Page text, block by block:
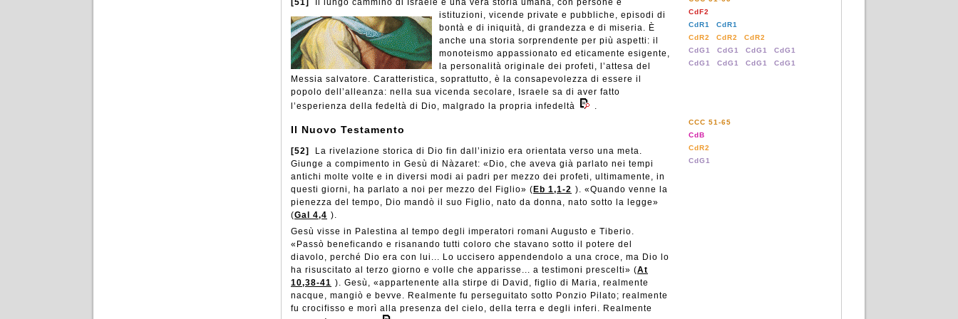
[51]
Il lungo cammino di Israele è una vera storia umana, con persone e
istituzioni, vicende private e pubbliche, episodi di
bontà e di iniquità, di grandezza e di miseria. È
anche una storia sorprendente per più aspetti: il
monoteismo appassionato ed eticamente esigente,
la personalità originale dei profeti, l’attesa del
Messia salvatore. Caratteristica, soprattutto, è la consapevolezza di essere il
popolo dell’alleanza: nella sua vicenda secolare, Israele sa di aver fatto
l’esperienza della fedeltà di Dio, malgrado la propria infedeltà
.
CdF2
CdR1
CdR1
CdR2
CdR2
CdR2
CdG1
CdG1 CdG1
CdG1
CdG1
CdG1 CdG1 CdG1
Il Nuovo Testamento
[52]
La rivelazione storica di Dio fin dall’inizio era orientata verso una meta.
Giunge a compimento in Gesù di Nàzaret: «Dio, che aveva già parlato nei tempi
antichi molte volte e in diversi modi ai padri per mezzo dei profeti, ultimamente, in
questi giorni, ha parlato a noi per mezzo del Figlio» ( Eb 1,1-2 ). «Quando venne la
pienezza del tempo, Dio mandò il suo Figlio, nato da donna, nato sotto la legge»
(Gal 4,4 ).
Gesù visse in Palestina al tempo degli imperatori romani Augusto e Tiberio.
«Passò beneficando e risanando tutti coloro che stavano sotto il potere del
diavolo, perché Dio era con lui... Lo uccisero appendendolo a una croce, ma Dio lo
ha risuscitato al terzo giorno e volle che apparisse... a testimoni prescelti» (At
10,38-41 ). Gesù, «appartenente alla stirpe di David, figlio di Maria, realmente
nacque, mangiò e bevve. Realmente fu perseguitato sotto Ponzio Pilato; realmente
fu crocifisso e morì alla presenza del cielo, della terra e degli inferi. Realmente
CCC 51-65
CdB
CdR2
CdG1